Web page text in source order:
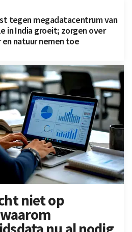
tegen megadatacentrum van
in India groeit; zorgen over
natuur nemen toe
niet op